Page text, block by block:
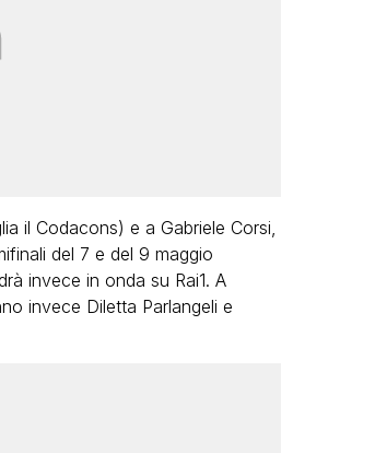
il Codacons) e a Gabriele Corsi,
del 7 e del 9 maggio
invece in onda su Rai1. A
invece Diletta Parlangeli e